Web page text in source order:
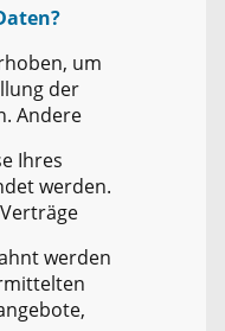
um
der
Andere
Ihres
werden.
werden